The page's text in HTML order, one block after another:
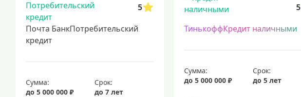
5
Почта БанкПотребительский
кредит
Сумма:
до 5 000 000 ₽
Срок:
до 7 лет
5
ТинькоффКредит наличными
Сумма:
до 5 000 000 ₽
Срок:
до 5 лет